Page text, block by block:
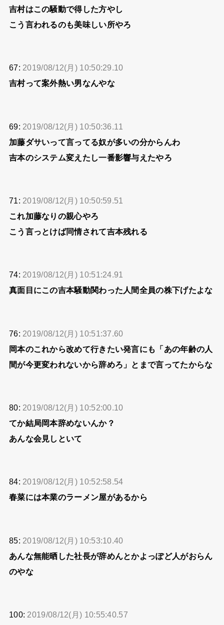
吉村はこの騒動で得した方やし
こう言われるのも美味しい所やろ
67: 2019/08/12(月) 10:50:29.10
吉村って案外熱い男なんやな
69: 2019/08/12(月) 10:50:36.11
加藤ダサいって言ってる奴が多いの分からんわ
吉本のシステム変えたし一番影響与えたやろ
71: 2019/08/12(月) 10:50:59.51
これ加藤なりの親心やろ
こう言っとけば同情されて吉本残れる
74: 2019/08/12(月) 10:51:24.91
真面目にこの吉本騒動関わった人間全員の株下げたよな
76: 2019/08/12(月) 10:51:37.60
岡本のこれから改めて行きたい発言にも「あの年齢の人
間が今更変われないから辞めろ」とまで言ってたからな
80: 2019/08/12(月) 10:52:00.10
てか結局岡本辞めないんか？
あんな会見しといて
84: 2019/08/12(月) 10:52:58.54
春菜には本業のラーメン屋があるから
85: 2019/08/12(月) 10:53:10.40
あんな無能晒した社長が辞めんとかよっぽど人がおらん
のやな
100: 2019/08/12(月) 10:55:40.57